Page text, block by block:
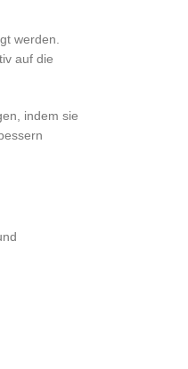
werden.
auf die
indem sie